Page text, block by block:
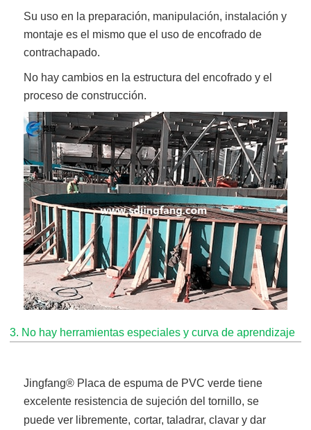
Su uso en la preparación, manipulación, instalación y
montaje es el mismo que el uso de encofrado de
contrachapado.
No hay cambios en la estructura del encofrado y el
proceso de construcción.
3. No hay herramientas especiales y curva de aprendizaje
Jingfang® Placa de espuma de PVC verde tiene
excelente resistencia de sujeción del tornillo, se
puede ver libremente, cortar, taladrar, clavar y dar